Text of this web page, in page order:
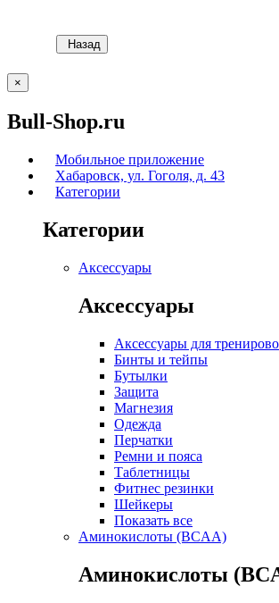
Назад
×
Bull-Shop.ru
Мобильное приложение
Хабаровск, ул. Гоголя, д. 43
Категории
Категории
Аксессуары
Аксессуары
Аксессуары для
Бинты и тейпы
Бутылки
Защита
Магнезия
Одежда
Перчатки
Ремни и пояса
Таблетницы
Фитнес резинки
Шейкеры
Показать все
Аминокислоты (BCAA)
Аминокислоты